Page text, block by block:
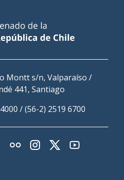
Montt s/n, Valparaíso /
441, Santiago
/ (56-2) 2519 6700